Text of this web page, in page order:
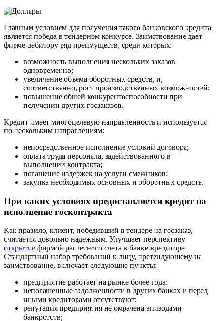
Главным условием для получения такого банковского кредита
является победа в тендерном конкурсе. Заимствование дает
фирме-дебитору ряд преимуществ, среди которых:
возможность выполнения нескольких заказов
одновременно;
увеличение объема оборотных средств, и,
соответственно, рост производственных возможностей;
повышение общей конкурентоспособности при
получении других госзаказов.
Кредит имеет многоцелевую направленность и используется
по нескольким направлениям:
непосредственное исполнение условий договора;
оплата труда персонала, задействованного в
выполнении контракта;
погашение издержек на услуги смежников;
закупка необходимых основных и оборотных средств.
При каких условиях предоставляется кредит на
исполнение госконтракта
Как правило, клиент, победивший в тендере на госзаказ,
считается довольно надежным. Улучшает перспективу
открытие фирмой расчетного счета в банке-кредиторе.
Стандартный набор требований к лицу, претендующему на
заимствование, включает следующие пункты:
предприятие работает на рынке более года;
непогашенные задолженности в других банках и перед
иными кредиторами отсутствуют;
репутация предприятия не омрачена эпизодами
банкротств;